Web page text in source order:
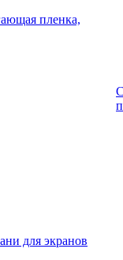
пленка,
для экранов